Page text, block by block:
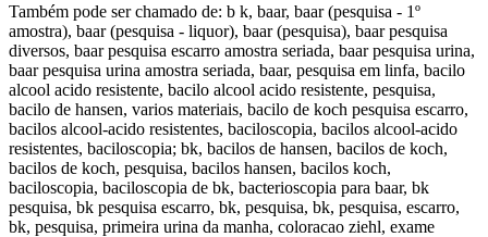
Também pode ser chamado de: b k, baar, baar (pesquisa - 1º
amostra), baar (pesquisa - liquor), baar (pesquisa), baar pesquisa
diversos, baar pesquisa escarro amostra seriada, baar pesquisa urina,
baar pesquisa urina amostra seriada, baar, pesquisa em linfa, bacilo
alcool acido resistente, bacilo alcool acido resistente, pesquisa,
bacilo de hansen, varios materiais, bacilo de koch pesquisa escarro,
bacilos alcool-acido resistentes, baciloscopia, bacilos alcool-acido
resistentes, baciloscopia; bk, bacilos de hansen, bacilos de koch,
bacilos de koch, pesquisa, bacilos hansen, bacilos koch,
baciloscopia, baciloscopia de bk, bacterioscopia para baar, bk
pesquisa, bk pesquisa escarro, bk, pesquisa, bk, pesquisa, escarro,
bk, pesquisa, primeira urina da manha, coloracao ziehl, exame